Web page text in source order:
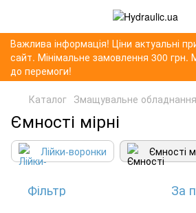
Важлива інформація! Ціни актуальні
сайт. Мінімальне замовлення 300
до перемоги!
Каталог Змащувальне обладнання
Ємності мірні
Лійки-воронки Ємності
Фільтр За